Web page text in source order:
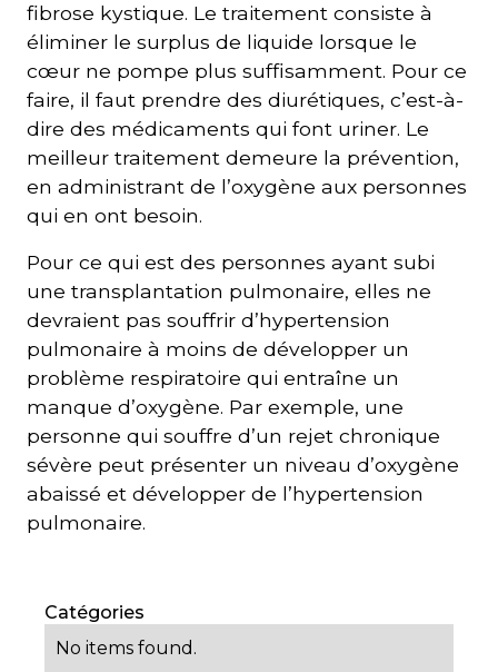
fibrose kystique. Le traitement consiste à
éliminer le surplus de liquide lorsque le
cœur ne pompe plus suffisamment. Pour ce
faire, il faut prendre des diurétiques, c’est-à-
dire des médicaments qui font uriner. Le
meilleur traitement demeure la prévention,
en administrant de l’oxygène aux personnes
qui en ont besoin.
Pour ce qui est des personnes ayant subi
une transplantation pulmonaire, elles ne
devraient pas souffrir d’hypertension
pulmonaire à moins de développer un
problème respiratoire qui entraîne un
manque d’oxygène. Par exemple, une
personne qui souffre d’un rejet chronique
sévère peut présenter un niveau d’oxygène
abaissé et développer de l’hypertension
pulmonaire.
Catégories
No items found.